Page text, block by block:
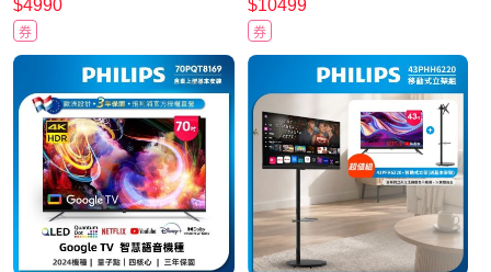
$4990
券
$10499
券